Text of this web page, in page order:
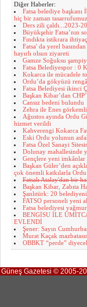
Diğer Haberler:
Fatsa belediye
hiç bir zaman
Ders zili çaldı...2023-
Büyükşehir Fatsa’nın
Fındıkta istikrara
Fatsa' da yerel
hayırlı olsun ziyareti
Gamze Soğuksu
Fatsa Belediyespor : 0
Kokarca ile mücadele
Ordu’da gökyüzü
Fatsa Belediyesi ikinci
Başkan Kibar’dan
Cansız bedeni bulundu
Zehra ile Enes
Ağustos ayında Ordu
hizmet verildi
Kahverengi Kokarca
Eski Ordu yolunun
Fatsa Özel Sanayi
Dolunay mahallesinde
Gençlere yeni imkânlar
Başkan Güler’den
çok önemli katkılarla
Fatsalı Atalay'dan bir
Başkan Kibar, Zabıta
Şanlıtürk: 20
FATSO personeli yeni
Fatsa belediyesi
BENGİSU İLE
EVLENDİ
Şener: Sayın
Murat Kaçak
OBBKT “perde”
Güneş Gazetesi © 2005-